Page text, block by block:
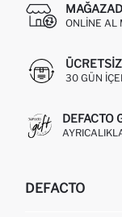
ONLINE AL
30 GÜN
DEFACTO
DEFACTO